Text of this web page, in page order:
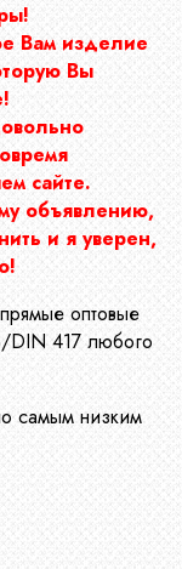
Вам изделие
Вы
сайте.
объявлению,
и я уверен,
оптовые
DIN 417 любого
самым низким